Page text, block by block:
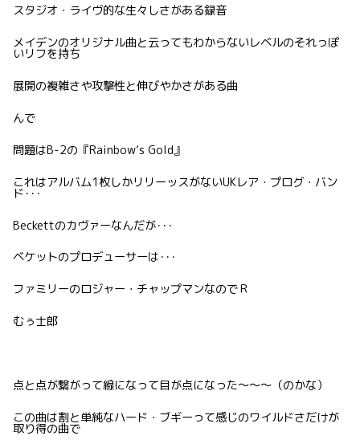
スタジオ・ライヴ的な生々しさがある録音
メイデンのオリジナル曲と云ってもわからないレベルのそれっぽ
いリフを持ち
展開の複雑さや攻撃性と伸びやかさがある曲
んで
問題はB-2の『Rainbow’s Gold』
これはアルバム1枚しかリリーッスがないUKレア・プログ・バン
ド･･･
Beckettのカヴァーなんだが･･･
ベケットのプロデューサーは･･･
ファミリーのロジャー・チャップマンなのでＲ
むぅ士郎
点と点が繋がって線になって目が点になった〜〜〜（のかな）
この曲は割と単純なハード・ブギーって感じのワイルドさだけが
取り得の曲で